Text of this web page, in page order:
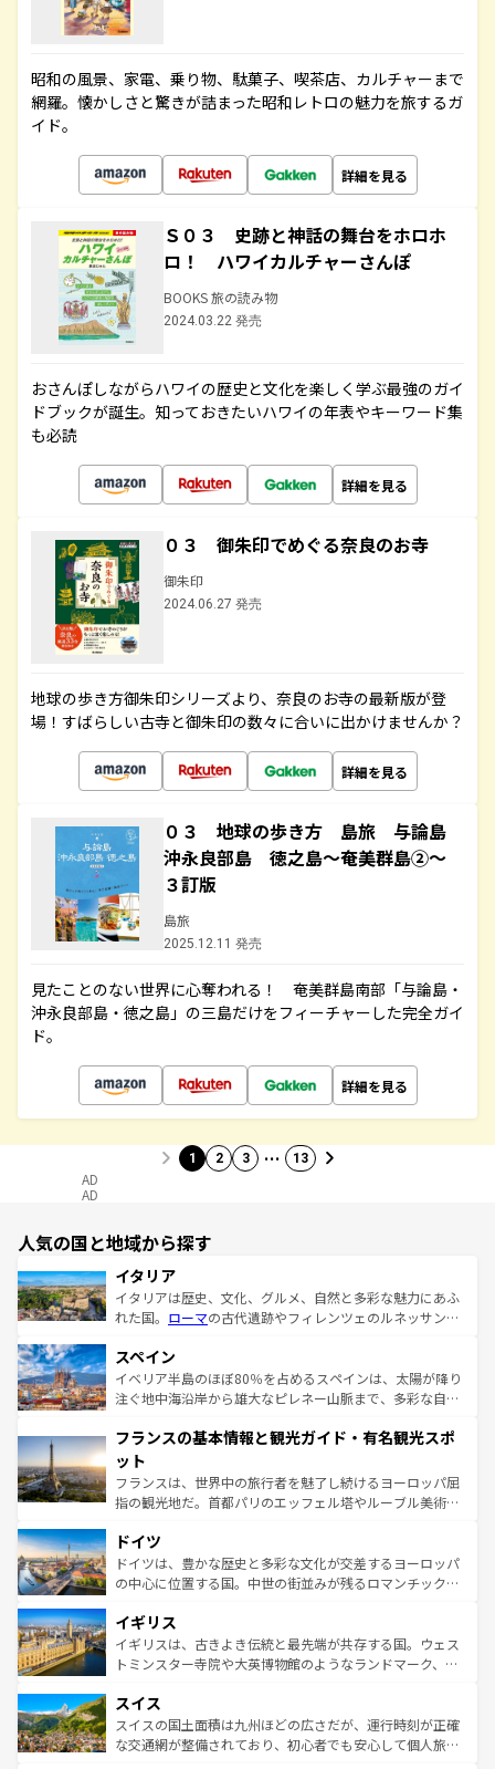
昭和の風景、家電、乗り物、駄菓子、喫茶店、カルチャーまで
網羅。懐かしさと驚きが詰まった昭和レトロの魅力を旅するガ
イド。
詳細を見る
Ｓ０３ 史跡と神話の舞台をホロホ
ロ！ ハワイカルチャーさんぽ
BOOKS 旅の読み物
2024.03.22 発売
おさんぽしながらハワイの歴史と文化を楽しく学ぶ最強のガイ
ドブックが誕生。知っておきたいハワイの年表やキーワード集
も必読
詳細を見る
０３ 御朱印でめぐる奈良のお寺
御朱印
2024.06.27 発売
地球の歩き方御朱印シリーズより、奈良のお寺の最新版が登
場！すばらしい古寺と御朱印の数々に合いに出かけませんか？
詳細を見る
０３ 地球の歩き方 島旅 与論島
沖永良部島 徳之島～奄美群島②～
３訂版
島旅
2025.12.11 発売
見たことのない世界に心奪われる！ 奄美群島南部「与論島・
沖永良部島・徳之島」の三島だけをフィーチャーした完全ガイ
ド。
詳細を見る
1 2 3 … 13
AD
AD
人気の国と地域から探す
イタリア
イタリアは歴史、文化、グルメ、自然と多彩な魅力にあふ
れた国。 ローマの古代遺跡やフィレンツェのルネッサンス
ろん、トスカーナの美しい田園風景やアマルフィ海岸の絶
景など、自然景観も見逃せない。観光の合間には、本場の
ピザやパスタなど、絶品のイタリア料理を堪能することも
ませてくれるイタリアで、忘れられない旅をしてみよう！
なお、新着のイタリア情報は
しい。
スペイン
イベリア半島のほぼ80％を占めるスペインは、太陽が降り
注ぐ地中海沿岸から雄大なピレネー山脈まで、多彩な自然
文化が根付くこの国では、情熱的なフラメンコ、熱気あふ
れる闘牛、そして美味しいタパスが生活の一部となってい
る。首都マドリードの洗練された雰囲気や、バルセロナの
アートに溢れた街角から、地方では古代ローマ遺跡や中世
せる。地方によって風土や気候が異なるスペインはその個
性で訪れる人を魅了する。 なお、新着のスペイン情報は コ
ンテンツ一覧を参照してほしい。
フランスの基本情報と観光ガイド・有名観光スポ
ット
フランスは、世界中の旅行者を魅了し続けるヨーロッパ屈
指の観光地だ。首都パリのエッフェル塔やルーブル美術館
で、幅広い魅力が詰まっている。華麗な宮殿、歴史的な大
聖堂、美しいビーチ、そして豊かな自然が、訪れる者を心
から魅了する。また、フランスは美食の国としても知ら
いる。シャンパンの発祥地であるランス、プロヴァンスの
香り高いラベンダー畑など、多彩な楽しみ方が可能だ。さ
らに、パリ以外の地域にも魅力が溢れており、どの街角に
れる地方に足を運ぶとそれぞれで全く異なる文化を体験で
きるだろう。 なお、新着のフランス情報はコンテンツ一覧
を参照してほしい。
ドイツ
ドイツは、豊かな歴史と多彩な文化が交差するヨーロッパ
の中心に位置する国。中世の街並みが残るロマンチック街
顔を持つこの国は、どこを歩いても飽きることがない。ベ
ルリンの文化的活気、バイエルン州のアルプスの絶景、そ
してライン川沿いのワイン畑といった風景は必見。ビール
は、お酒好きな人にはぜひ体験してほしい。 なお、新着の
ドイツ情報はコンテンツ一覧を参照してほしい。
イギリス
イギリスは、古きよき伝統と最先端が共存する国。ウェス
トミンスター寺院や大英博物館のようなランドマーク、歴
リアごとに異なる魅力がある。また、優雅なアフタヌーン
ティー、ビール好きにはたまらない英国パブ、サッカー観
戦など、本場だからこそできる体験も豊富。イギリスを旅
スイス
スイスの国土面積は九州ほどの広さだが、運行時刻が正確
な交通網が整備されており、初心者でも安心して個人旅行